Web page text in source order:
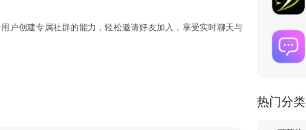
户创建专属社群的能力，轻松邀请好友加入，享受实时聊天与
热门分类